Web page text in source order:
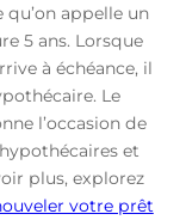
appelle un
5 ans. Lorsque
à échéance, il
Le
l’occasion de
et
plus, explorez
votre prêt